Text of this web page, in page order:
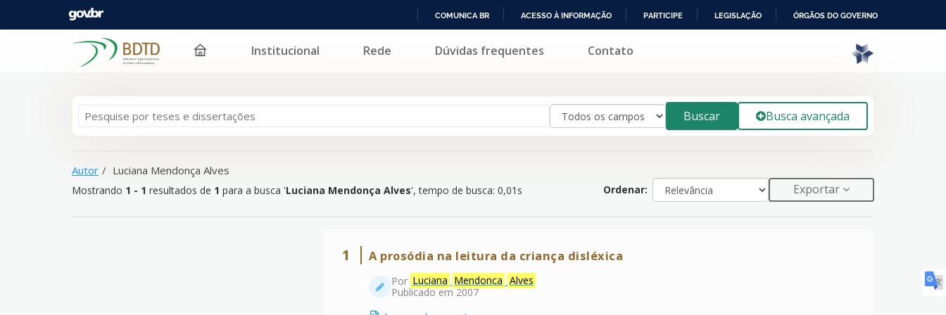
PARA
COMUNICA BR ACESSO À INFORMAÇÃO PARTICIPE LEGISLAÇÃO ÓRGÃOS DO GOVERNO
resultados de1para a busca ' Luciana Mendonça Alves
Pular para o conteúdo Institucional Rede Dúvidas frequentes Contato
Buscar Busca avançada
Autor Luciana Mendonça Alves
Mostrando 1 - 1 resultados de 1 para a busca 'Luciana Mendonça Alves', tempo de busca: 0,01s Ordenar: Exportar
1 A prosódia na leitura da criança disléxica
Por Luciana Mendonca Alves
Publicado em 2007